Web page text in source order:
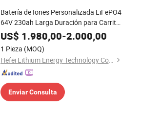
Batería de Iones Personalizada LiFePO4
64V 230ah Larga Duración para Carrito
de Golf a Bajo Precio
US$ 1.980,00-2.000,00
1 Pieza (MOQ)
Hefei Lithium Energy Technology Co., Ltd
Enviar Consulta